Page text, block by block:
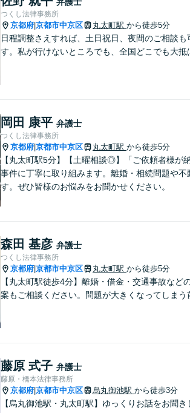
つくし法律事務所
京都府 京都市中京区 丸太町駅 から徒歩5分
日程調整さえすれば、土日祝日、夜間のご相談
す。私が行けないところでも、全国どこでも大抵
岡田 康平 弁護士
つくし法律事務所
京都府 京都市中京区 丸太町駅 から徒歩5分
【丸太町駅5分】【土曜相談◎】「ご依頼者様が
事件に丁寧に取り組みます。離婚・相続問題や
す。ぜひ皆様のお悩みをお聞かせください。
森田 基彦 弁護士
つくし法律事務所
京都府 京都市中京区 丸太町駅 から徒歩5分
【丸太町駅徒歩4分】離婚・借金・交通事故な
案もご相談ください。問題が大きくなってしまう
藤原 式子 弁護士
藤原・橋本法律事務所
京都府 京都市中京区 烏丸御池駅 から徒歩3分
【烏丸御池駅・丸太町駅】ゆっくりお話をお聞